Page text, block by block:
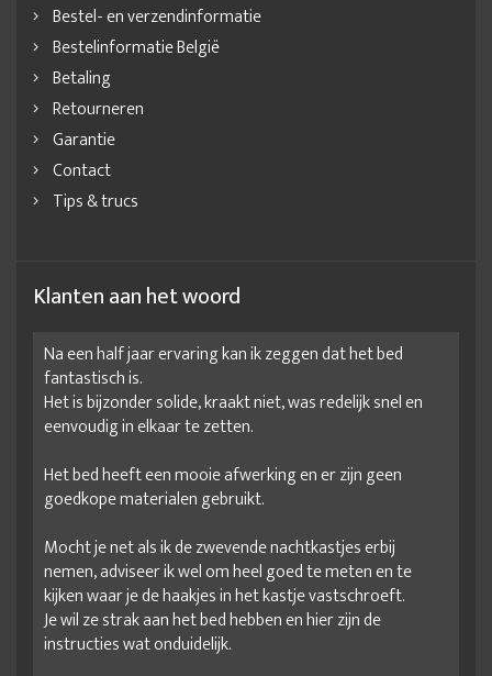
Bestel- en verzendinformatie
Bestelinformatie België
Betaling
Retourneren
Garantie
Contact
Tips & trucs
Klanten aan het woord
Na een half jaar ervaring kan ik zeggen dat het bed
fantastisch is.
Het is bijzonder solide, kraakt niet, was redelijk snel en
eenvoudig in elkaar te zetten.
Het bed heeft een mooie afwerking en er zijn geen
goedkope materialen gebruikt.
Mocht je net als ik de zwevende nachtkastjes erbij
nemen, adviseer ik wel om heel goed te meten en te
kijken waar je de haakjes in het kastje vastschroeft.
Je wil ze strak aan het bed hebben en hier zijn de
instructies wat onduidelijk.